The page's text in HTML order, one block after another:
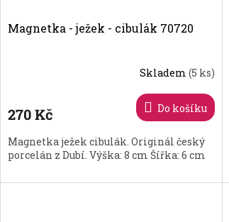
Magnetka - ježek - cibulák 70720
Skladem(5 ks)
270 Kč Do košíku
Magnetka ježek cibulák. Originál český
porcelán z Dubí. Výška: 8 cm Šířka: 6 cm